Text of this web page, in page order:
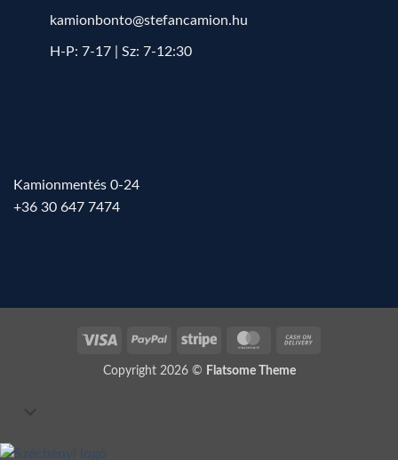
kamionbonto@stefancamion.hu
H-P: 7-17 | Sz: 7-12:30
Kamionmentés 0-24
+36 30 647 7474
Visa PayPal Stripe MasterCard
Copyright 2026 © Flatsome Theme